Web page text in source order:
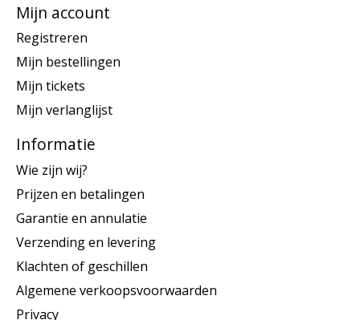
Mijn account
Registreren
Mijn bestellingen
Mijn tickets
Mijn verlanglijst
Informatie
Wie zijn wij?
Prijzen en betalingen
Garantie en annulatie
Verzending en levering
Klachten of geschillen
Algemene verkoopsvoorwaarden
Privacy